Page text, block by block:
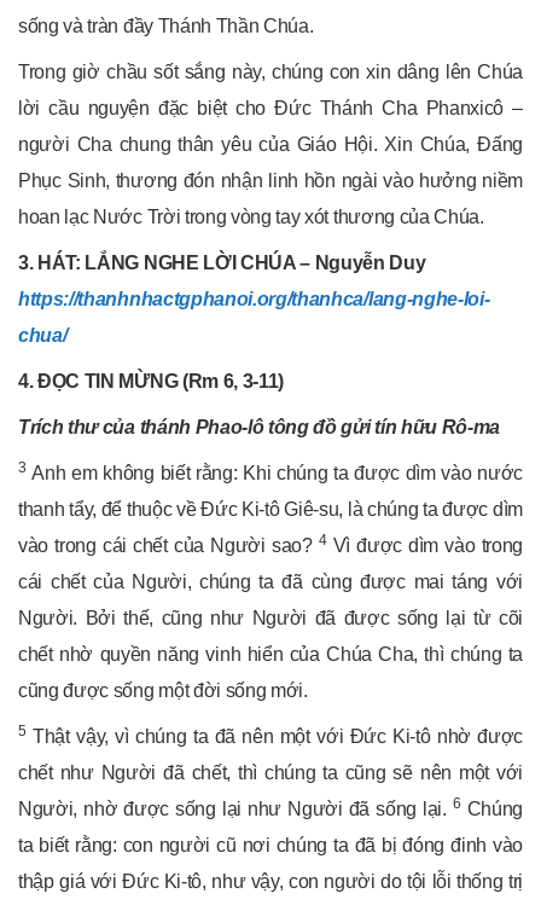
sống và tràn đầy Thánh Thần Chúa.
Trong giờ chầu sốt sắng này, chúng con xin dâng lên Chúa
lời cầu nguyện đặc biệt cho Đức Thánh Cha Phanxicô –
người Cha chung thân yêu của Giáo Hội. Xin Chúa, Đấng
Phục Sinh, thương đón nhận linh hồn ngài vào hưởng niềm
hoan lạc Nước Trời trong vòng tay xót thương của Chúa.
3. HÁT: LẮNG NGHE LỜI CHÚA – Nguyễn Duy
https://thanhnhactgphanoi.org/thanhca/lang-nghe-loi-
chua/
4. ĐỌC TIN MỪNG (Rm 6, 3-11)
Trích thư của thánh Phao-lô tông đồ gửi tín hữu Rô-ma
3 Anh em không biết rằng: Khi chúng ta được dìm vào nước
thanh tẩy, để thuộc về Đức Ki-tô Giê-su, là chúng ta được dìm
vào trong cái chết của Người sao? 4Vì được dìm vào trong
cái chết của Người, chúng ta đã cùng được mai táng với
Người. Bởi thế, cũng như Người đã được sống lại từ cõi
chết nhờ quyền năng vinh hiển của Chúa Cha, thì chúng ta
cũng được sống một đời sống mới.
5 Thật vậy, vì chúng ta đã nên một với Đức Ki-tô nhờ được
chết như Người đã chết, thì chúng ta cũng sẽ nên một với
Người, nhờ được sống lại như Người đã sống lại. 6 Chúng
ta biết rằng: con người cũ nơi chúng ta đã bị đóng đinh vào
thập giá với Đức Ki-tô, như vậy, con người do tội lỗi thống trị